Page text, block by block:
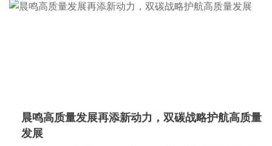
晨鸣高质量发展再添新动力，双碳战略护航高质量
发展